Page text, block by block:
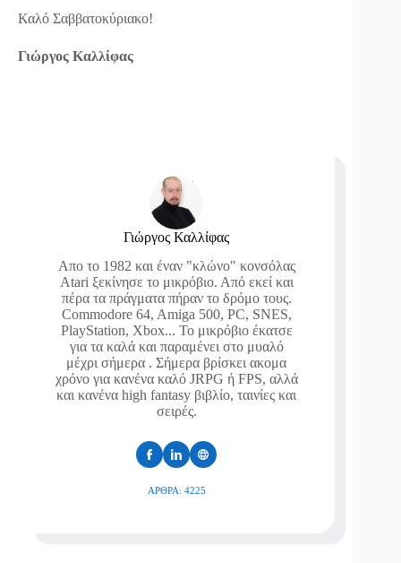
Καλό Σαββατοκύριακο!
Γιώργος Καλλίφας
Γιώργος Καλλίφας
Απο το 1982 και έναν "κλώνο" κονσόλας
Atari ξεκίνησε το μικρόβιο. Από εκεί και
πέρα τα πράγματα πήραν το δρόμο τους.
Commodore 64, Amiga 500, PC, SNES,
PlayStation, Xbox... Το μικρόβιο έκατσε
για τα καλά και παραμένει στο μυαλό
μέχρι σήμερα . Σήμερα βρίσκει ακομα
χρόνο για κανένα καλό JRPG ή FPS, αλλά
και κανένα high fantasy βιβλίο, ταινίες και
σειρές.
ΆΡΘΡΑ: 4225